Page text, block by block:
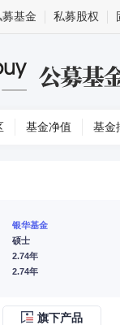
募基金 私募股权
基金净值 基金
银华基金
硕士
2.74年
2.74年
旗下产品